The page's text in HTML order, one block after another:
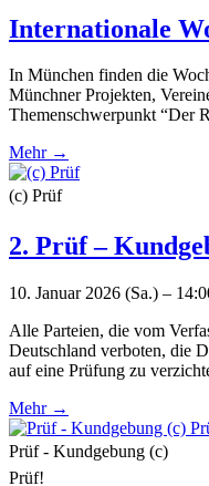
Internationale
In München finden die
Münchner Projekten,
Themenschwerpunkt “Der
Mehr →
(c) Prüf
2. Prüf –
10. Januar 2026 (Sa.) –
Alle Parteien, die vom
Deutschland verboten, die
auf eine Prüfung zu
Mehr →
Prüf - Kundgebung (c)
Prüf!